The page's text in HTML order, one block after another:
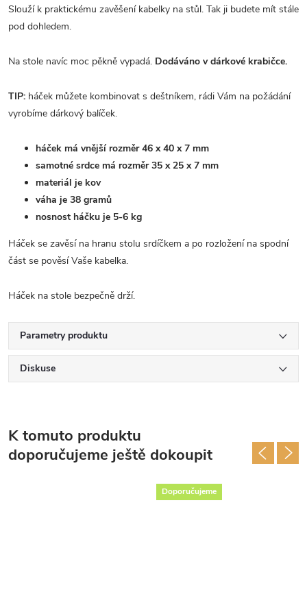
Slouží k praktickému zavěšení kabelky na stůl. Tak ji budete mít stále
pod dohledem.
Na stole navíc moc pěkně vypadá. Dodáváno v dárkové krabičce.
TIP: háček můžete kombinovat s deštníkem, rádi Vám na požádání
vyrobíme dárkový balíček.
háček má vnější rozměr 46 x 40 x 7 mm
samotné srdce má rozměr 35 x 25 x 7 mm
materiál je kov
váha je 38 gramů
nosnost háčku je 5-6 kg
Háček se zavěsí na hranu stolu srdíčkem a po rozložení na spodní
část se pověsí Vaše kabelka.
Háček na stole bezpečně drží.
Parametry produktu
Diskuse
K tomuto produktu
doporučujeme ještě dokoupit
Doporučujeme